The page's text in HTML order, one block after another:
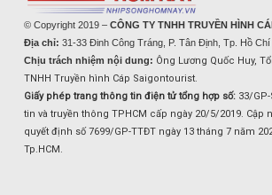
© Copyright 2019 – CÔNG TY TNHH TRUYỀN HÌNH
Địa chỉ: 31-33 Đinh Công Tráng, P. Tân Định, Tp. Hồ Chí
Chịu trách nhiệm nội dung: Ông Lương Quốc Huy,
TNHH Truyền hình Cáp Saigontourist.
Giấy phép trang thông tin điện tử tổng hợp số: 33/
tin và truyền thông TPHCM cấp ngày 20/5/2019. Cập
quyết định số 7699/GP-TTĐT ngày 13 tháng 7 năm
Tp.HCM.